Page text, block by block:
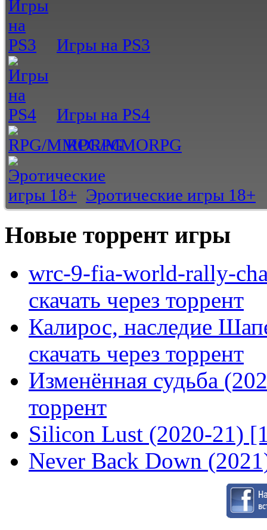
Игры на PS3
Игры на PS4
RPG/MMORPG
Эротические игры 18+
Новые торрент игры
wrc-9-fia-world-rally-
скачать через торрент
Калирос, наследие
скачать через торрент
Изменённая судьба
торрент
Silicon Lust (2020-21)
Never Back Down